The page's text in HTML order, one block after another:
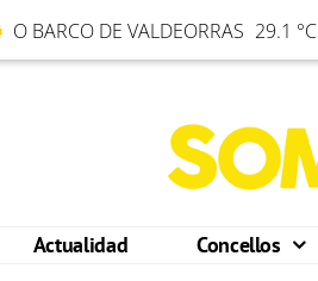
O BARCO DE VALDEORRAS 29.1 °C
Actualidad Concellos